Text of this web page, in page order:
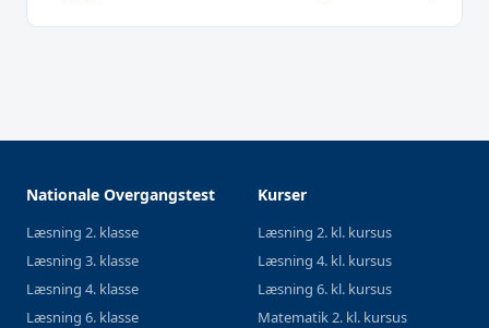
Nationale Overgangstest
Læsning 2. klasse
Læsning 3. klasse
Læsning 4. klasse
Læsning 6. klasse
Kurser
Læsning 2. kl. kursus
Læsning 4. kl. kursus
Læsning 6. kl. kursus
Matematik 2. kl. kursus